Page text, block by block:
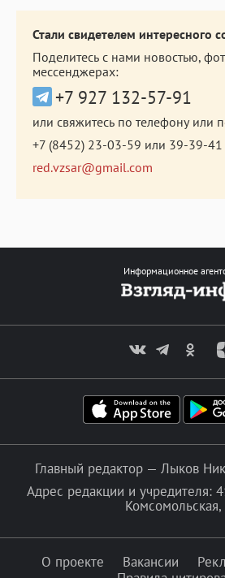
Стали свидетелем интересного
Поделитесь с нами новостью,
мессенджерах:
+7 927 132-57-91
или свяжитесь по телефону или
+7 (8452) 23-03-59 или 39-39-41
red.vzsar@gmail.com
Информационное
Главный редактор — Лыков
Адрес редакции и учредителя:
Комсомольская,
О проекте Вакансии